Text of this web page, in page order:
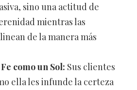
sino una actitud de
mientras las
de la manera más
como un Sol: Sus clientes
ella les infunde la certeza